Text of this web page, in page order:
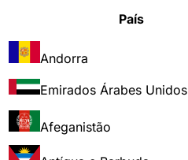
País
Andorra
Emirados Árabes Unidos
Afeganistão